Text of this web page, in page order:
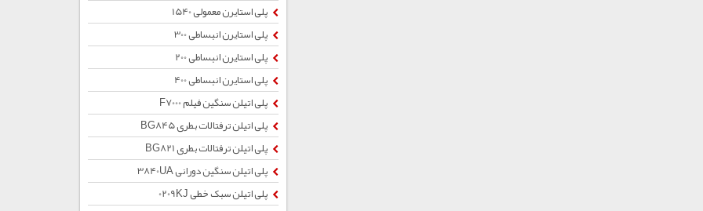
پلی استایرن معمولی 1540
پلی استایرن انبساطی 300
پلی استایرن انبساطی 200
پلی استایرن انبساطی 400
پلی اتیلن سنگین فیلم F7000
پلی اتیلن ترفتالات بطری BG845
پلی اتیلن ترفتالات بطری BG821
پلی اتیلن سنگین دورانی 3840UA
پلی اتیلن سبک خطی 0209KJ